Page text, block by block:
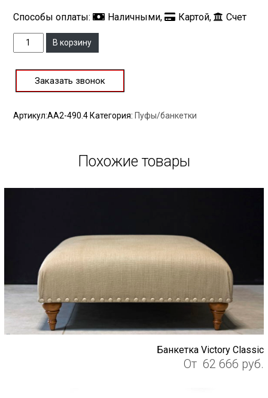
Способы оплаты: Наличными, Картой, Счет
КоличествоВ корзину
Заказать звонок
Артикул:AA2-490.4 Категория: Пуфы/банкетки
Похожие товары
Банкетка Victory Classic
От 62 666 руб.